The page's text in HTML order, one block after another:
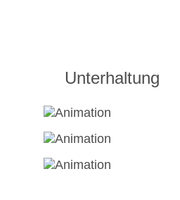
Unterhaltung